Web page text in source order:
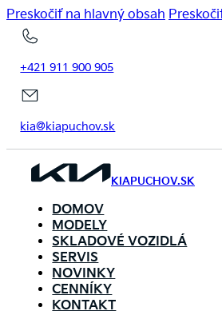
Preskočiť na hlavný obsah
+421 911 900 905
kia@kiapuchov.sk
KIAPUCHOV.SK
DOMOV
MODELY
SKLADOVÉ VOZIDLÁ
SERVIS
NOVINKY
CENNÍKY
KONTAKT